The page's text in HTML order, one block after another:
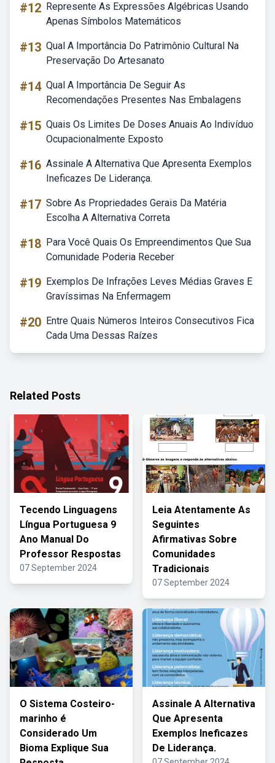
#12 Represente As Expressões Algébricas Usando
Apenas Símbolos Matemáticos
#13 Qual A Importância Do Patrimônio Cultural Na
Preservação Do Artesanato
#14 Qual A Importância De Seguir As
Recomendações Presentes Nas Embalagens
#15 Quais Os Limites De Doses Anuais Ao Indivíduo
Ocupacionalmente Exposto
#16 Assinale A Alternativa Que Apresenta Exemplos
Ineficazes De Liderança.
#17 Sobre As Propriedades Gerais Da Matéria
Escolha A Alternativa Correta
#18 Para Você Quais Os Empreendimentos Que Sua
Comunidade Poderia Receber
#19 Exemplos De Infrações Leves Médias Graves E
Gravíssimas Na Enfermagem
#20 Entre Quais Números Inteiros Consecutivos Fica
Cada Uma Dessas Raízes
Related Posts
Tecendo Linguagens
Língua Portuguesa 9
Ano Manual Do
Professor Respostas
07 September 2024
Leia Atentamente As
Seguintes
Afirmativas Sobre
Comunidades
Tradicionais
07 September 2024
O Sistema Costeiro-
marinho é
Considerado Um
Bioma Explique Sua
Assinale A Alternativa
Que Apresenta
Exemplos Ineficazes
De Liderança.